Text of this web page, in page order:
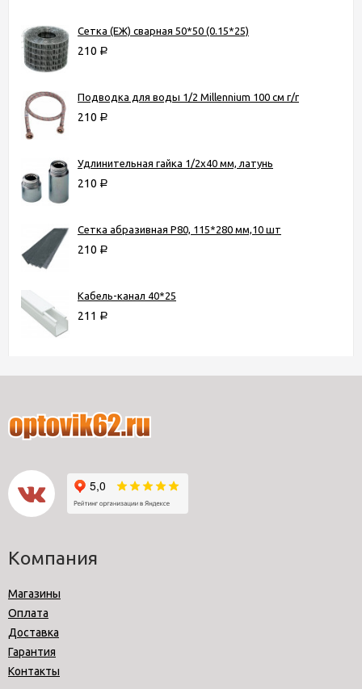
Сетка (ЕЖ) сварная 50*50 (0.15*25)
210 Р
Подводка для воды 1/2 Millennium 100 см г/г
210 Р
Удлинительная гайка 1/2х40 мм, латунь
210 Р
Сетка абразивная Р80, 115*280 мм,10 шт
210 Р
Кабель-канал 40*25
211 Р
Компания
Магазины
Оплата
Доставка
Гарантия
Контакты